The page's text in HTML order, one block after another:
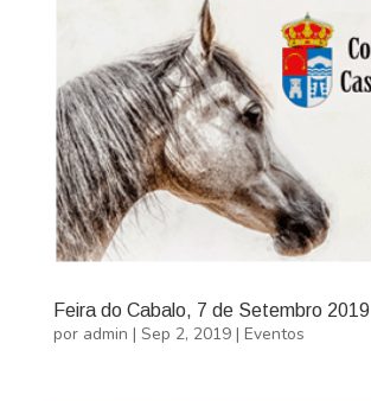
Feira do Cabalo, 7 de Setembro 2019
por admin | Sep 2, 2019| Eventos